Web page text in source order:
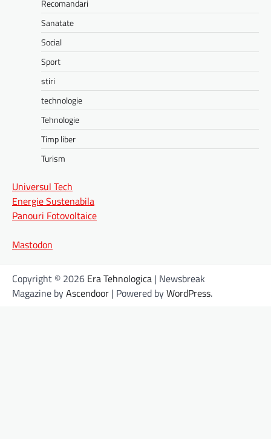
Recomandari
Sanatate
Social
Sport
stiri
technologie
Tehnologie
Timp liber
Turism
Universul Tech
Energie Sustenabila
Panouri Fotovoltaice
Mastodon
Copyright © 2026 Era Tehnologica | Newsbreak
Magazine byAscendoor | Powered byWordPress.